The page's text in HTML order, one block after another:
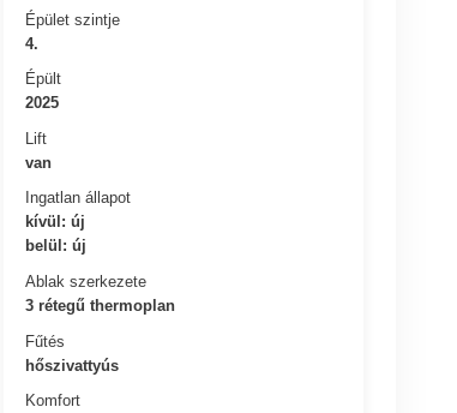
Épület szintje
4.
Épült
2025
Lift
van
Ingatlan állapot
kívül: új
belül: új
Ablak szerkezete
3 rétegű thermoplan
Fűtés
hőszivattyús
Komfort